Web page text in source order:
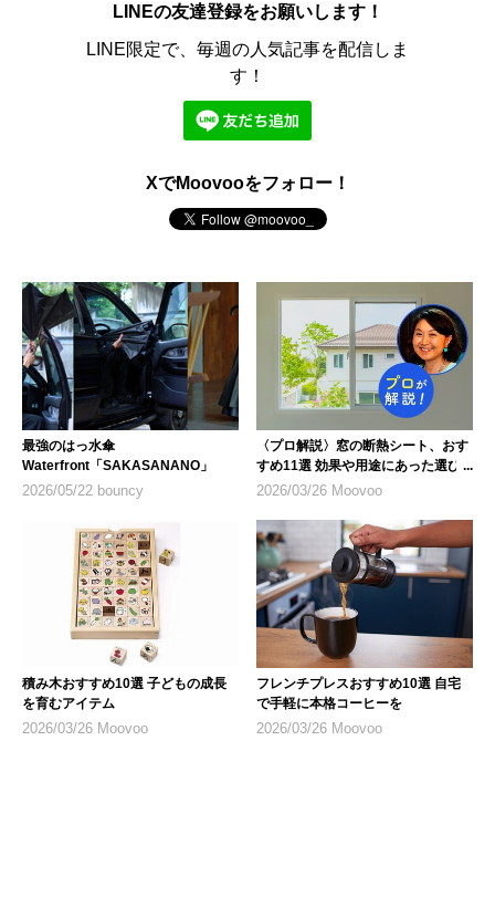
LINEの友達登録をお願いします！
LINE限定で、毎週の人気記事を配信しま
す！
XでMoovooをフォロー！
最強のはっ水傘
Waterfront「SAKASANANO」
2026/05/22 bouncy
〈プロ解説〉窓の断熱シート、おす
すめ11選 効果や用途にあった選び
方も紹介
2026/03/26 Moovoo
積み木おすすめ10選 子どもの成長
を育むアイテム
2026/03/26 Moovoo
フレンチプレスおすすめ10選 自宅
で手軽に本格コーヒーを
2026/03/26 Moovoo